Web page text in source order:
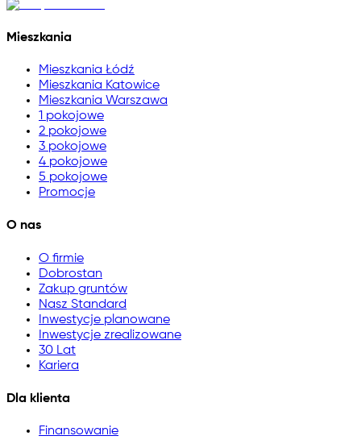
Mieszkania
Mieszkania Łódź
Mieszkania Katowice
Mieszkania Warszawa
1 pokojowe
2 pokojowe
3 pokojowe
4 pokojowe
5 pokojowe
Promocje
O nas
O firmie
Dobrostan
Zakup gruntów
Nasz Standard
Inwestycje planowane
Inwestycje zrealizowane
30 Lat
Kariera
Dla klienta
Finansowanie